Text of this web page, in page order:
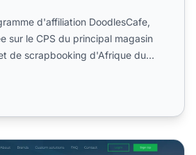
d'affiliation DoodlesCafe,
sur le CPS du principal magasin
de scrapbooking d'Afrique du
DPLCash